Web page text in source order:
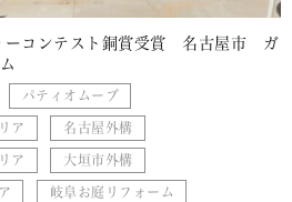
コンテスト銅賞受賞 名古屋市 ガ
パティオムーブ
ア 名古屋外構
ア 大垣市外構
岐阜お庭リフォーム